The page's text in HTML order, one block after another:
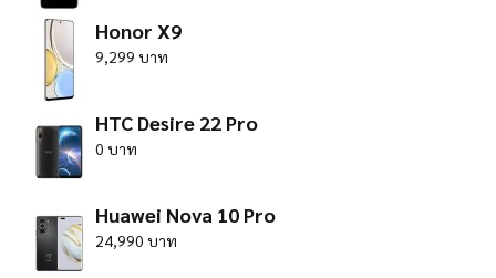
Honor X9
9,299 บาท
HTC Desire 22 Pro
0 บาท
Huawei Nova 10 Pro
24,990 บาท